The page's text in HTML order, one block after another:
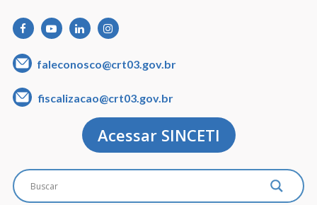
faleconosco@crt03.gov.br
fiscalizacao@crt03.gov.br
Acessar SINCETI